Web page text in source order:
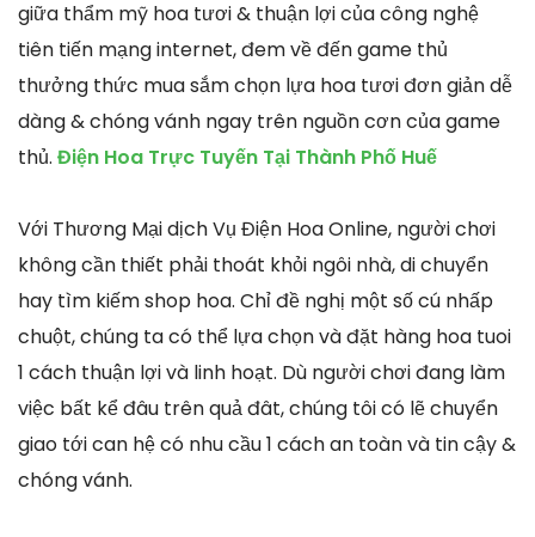
giữa thẩm mỹ hoa tươi & thuận lợi của công nghệ
tiên tiến mạng internet, đem về đến game thủ
thưởng thức mua sắm chọn lựa hoa tươi đơn giản dễ
dàng & chóng vánh ngay trên nguồn cơn của game
thủ. Điện Hoa Trực Tuyến Tại Thành Phố Huế
Với Thương Mại dịch Vụ Điện Hoa Online, người chơi
không cần thiết phải thoát khỏi ngôi nhà, di chuyển
hay tìm kiếm shop hoa. Chỉ đề nghị một số cú nhấp
chuột, chúng ta có thể lựa chọn và đặt hàng hoa tuoi
1 cách thuận lợi và linh hoạt. Dù người chơi đang làm
việc bất kể đâu trên quả đât, chúng tôi có lẽ chuyển
giao tới can hệ có nhu cầu 1 cách an toàn và tin cậy &
chóng vánh.